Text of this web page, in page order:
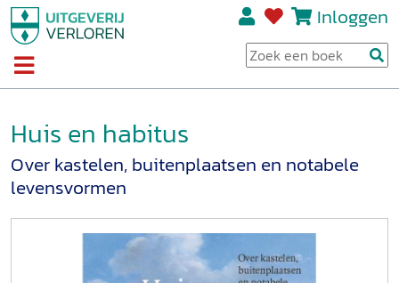
Inloggen
Huis en habitus
Over kastelen, buitenplaatsen en notabele
levensvormen